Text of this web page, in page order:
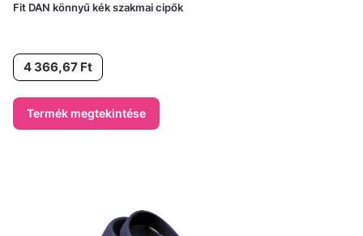
Fit DAN könnyű kék szakmai cipők
Ár 4 366,67 Ft
Termék megtekintése